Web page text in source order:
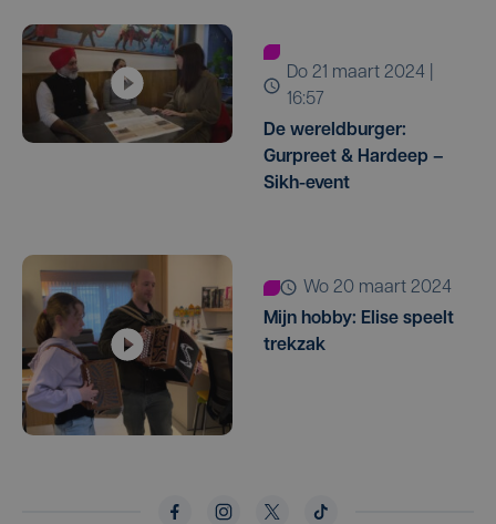
do 21 maart 2024 |
16:57
De wereldburger:
Gurpreet & Hardeep –
Sikh-event
wo 20 maart 2024
Mijn hobby: Elise speelt
trekzak